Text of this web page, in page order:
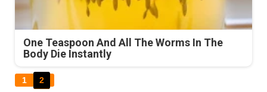
One Teaspoon And All The Worms In The
Body Die Instantly
1 2